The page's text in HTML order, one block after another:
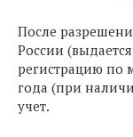
После
России
регистрацию по
года (при
учет.